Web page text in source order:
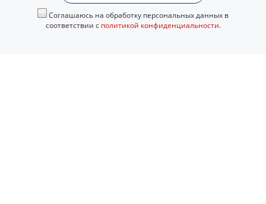
Соглашаюсь на обработку персональных данных в
соответствии с политикой конфиденциальности.